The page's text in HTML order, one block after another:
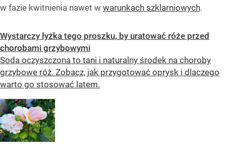
w fazie kwitnienia nawet w warunkach szklarniowych.
Wystarczy łyżka tego proszku, by uratować róże przed
chorobami grzybowymi
Soda oczyszczona to tani i naturalny środek na choroby
grzybowe róż. Zobacz, jak przygotować oprysk i dlaczego
warto go stosować latem.